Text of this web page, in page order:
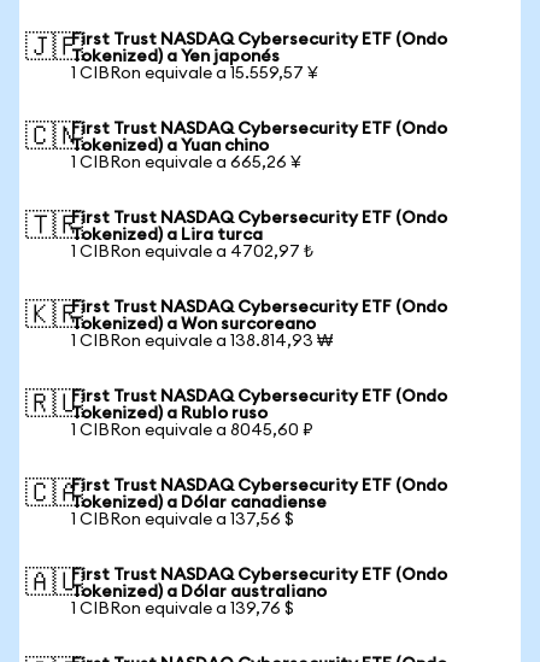
🇯🇵First Trust NASDAQ Cybersecurity ETF (Ondo
Tokenized) a Yen japonés
1 CIBRon equivale a 15.559,57 ¥
🇨🇳First Trust NASDAQ Cybersecurity ETF (Ondo
Tokenized) a Yuan chino
1 CIBRon equivale a 665,26 ¥
🇹🇷First Trust NASDAQ Cybersecurity ETF (Ondo
Tokenized) a Lira turca
1 CIBRon equivale a 4702,97 ₺
🇰🇷First Trust NASDAQ Cybersecurity ETF (Ondo
Tokenized) a Won surcoreano
1 CIBRon equivale a 138.814,93 ₩
🇷🇺First Trust NASDAQ Cybersecurity ETF (Ondo
Tokenized) a Rublo ruso
1 CIBRon equivale a 8045,60 ₽
🇨🇦First Trust NASDAQ Cybersecurity ETF (Ondo
Tokenized) a Dólar canadiense
1 CIBRon equivale a 137,56 $
🇦🇺First Trust NASDAQ Cybersecurity ETF (Ondo
Tokenized) a Dólar australiano
1 CIBRon equivale a 139,76 $